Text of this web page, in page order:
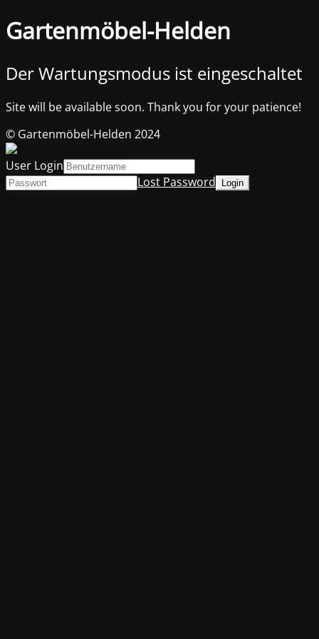
Gartenmöbel-Helden
Der Wartungsmodus ist eingeschaltet
Site will be available soon. Thank you for your patience!
© Gartenmöbel-Helden 2024
User Login
Lost Password